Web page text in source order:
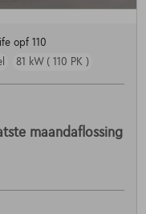
opf 110
81 kW ( 110 PK )
maandaflossing